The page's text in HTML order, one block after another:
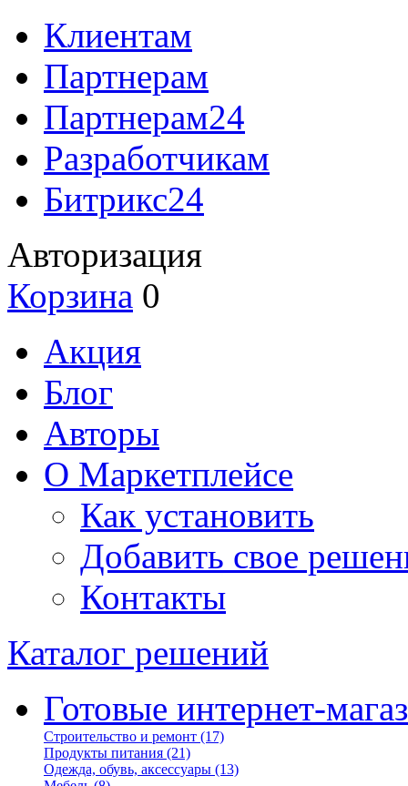
Клиентам
Партнерам
Партнерам24
Разработчикам
Битрикс24
Авторизация
Корзина 0
Акция
Блог
Авторы
О Маркетплейсе
Как установить
Добавить свое
Контакты
Каталог решений
Готовые интернет-
Строительство и ремонт (17)
Продукты питания (21)
Одежда, обувь, аксессуары (13)